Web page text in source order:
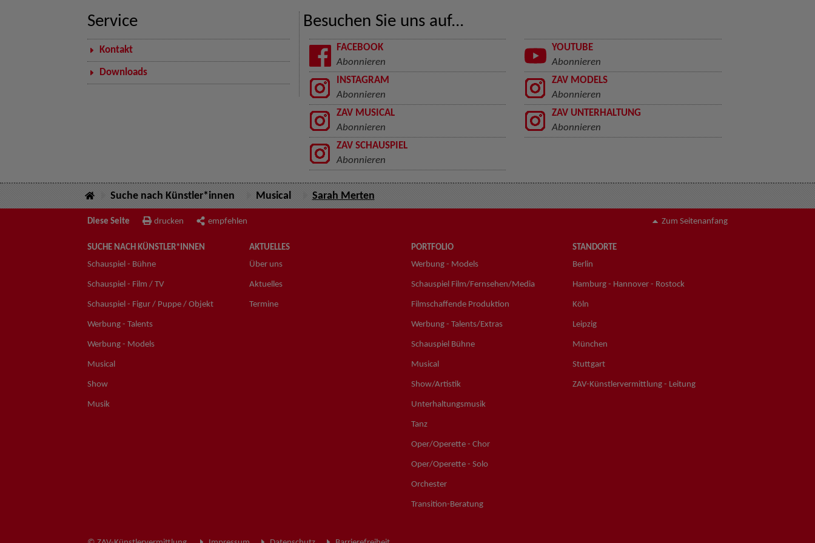
Service
Kontakt
Downloads
Besuchen Sie uns auf...
FACEBOOK
Abonnieren
YOUTUBE
Abonnieren
INSTAGRAM
Abonnieren
ZAV MODELS
Abonnieren
ZAV MUSICAL
Abonnieren
ZAV UNTERHALTUNG
Abonnieren
ZAV SCHAUSPIEL
Abonnieren
Suche nach Künstler*innen Musical Sarah Merten
Diese Seite drucken empfehlen Zum Seitenanfang
SUCHE NACH KÜNSTLER*INNEN
Schauspiel - Bühne
Schauspiel - Film / TV
Schauspiel - Figur / Puppe / Objekt
Werbung - Talents
Werbung - Models
Musical
Show
Musik
AKTUELLES
Über uns
Aktuelles
Termine
PORTFOLIO
Werbung - Models
Schauspiel Film/Fernsehen/Media
Filmschaffende Produktion
Werbung - Talents/Extras
Schauspiel Bühne
Musical
Show/Artistik
Unterhaltungsmusik
Tanz
Oper/Operette - Chor
Oper/Operette - Solo
Orchester
Transition-Beratung
STANDORTE
Berlin
Hamburg - Hannover - Rostock
Köln
Leipzig
München
Stuttgart
ZAV-Künstlervermittlung - Leitung